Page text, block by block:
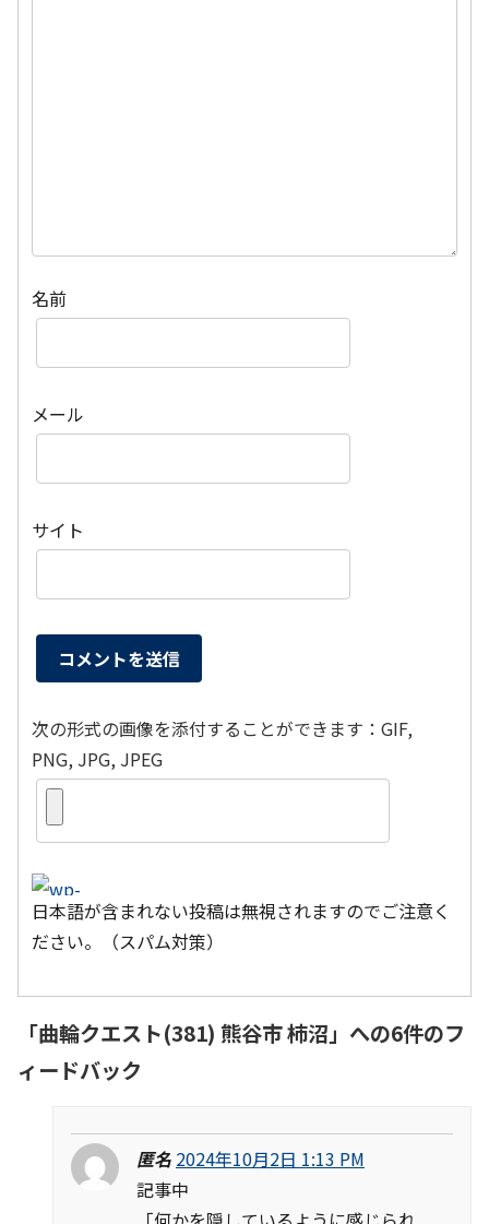
名前
メール
サイト
次の形式の画像を添付することができます：GIF,
PNG, JPG, JPEG
日本語が含まれない投稿は無視されますのでご注意く
ださい。（スパム対策）
「曲輪クエスト(381) 熊谷市 柿沼」への6件のフ
ィードバック
匿名 2024年10月2日 1:13 PM
記事中